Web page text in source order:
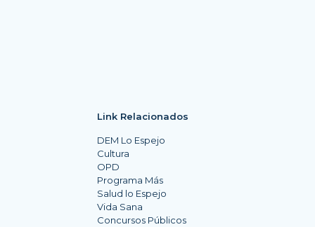
Link Relacionados
DEM Lo Espejo
Cultura
OPD
Programa Más
Salud lo Espejo
Vida Sana
Concursos Públicos